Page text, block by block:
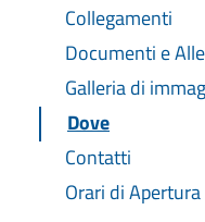
Collegamenti
Documenti e
Galleria di
Dove
Contatti
Orari di Apertura